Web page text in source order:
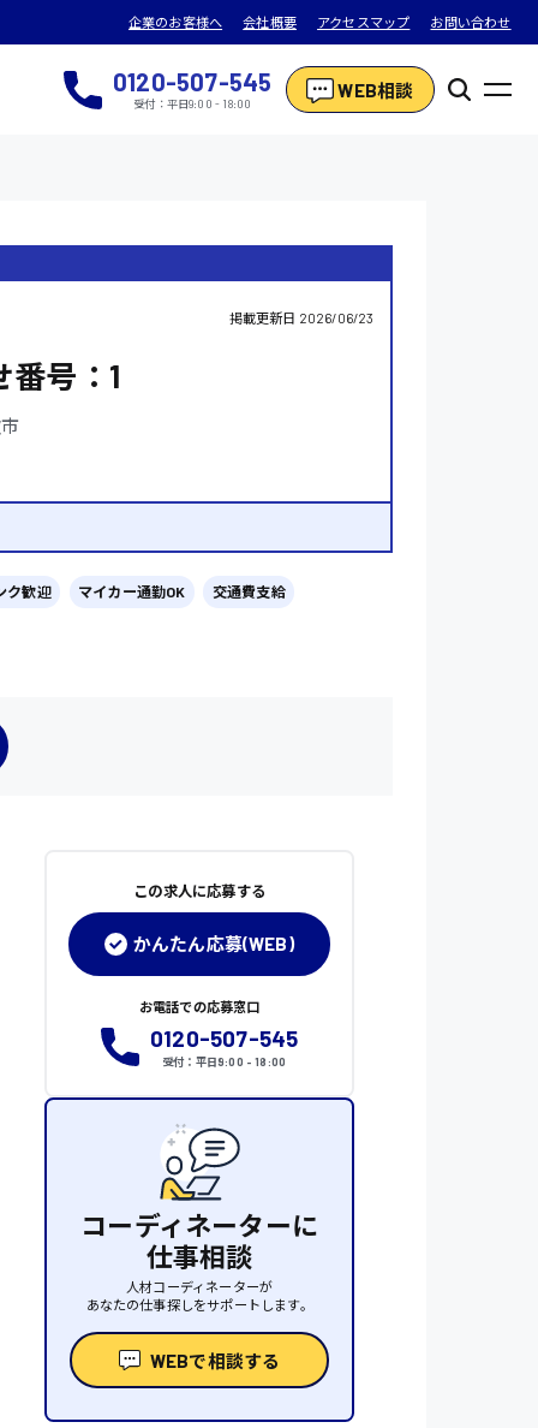
企業のお客様へ 会社概要 アクセスマップ お問い合わせ
0120-507-545
受付：平日9:00 - 18:00
WEB相談
掲載更新日 2026/06/23
号：1
ク歓迎 マイカー通勤OK 交通費支給
この求人に応募する
かんたん応募(WEB)
お電話での応募窓口
0120-507-545
受付：平日9:00 - 18:00
コーディネーターに
仕事相談
人材コーディネーターが
あなたの仕事探しをサポートします。
WEBで相談する